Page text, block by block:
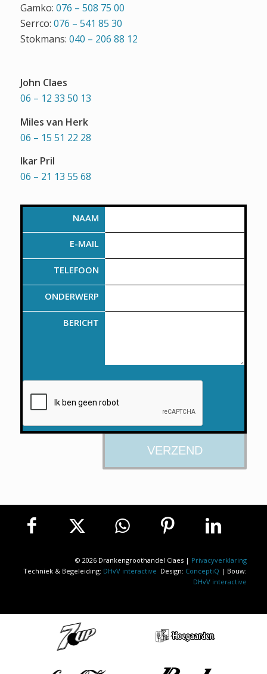
Gamko: 076 – 508 75 00
Serrco: 076 – 541 85 30
Stokmans: 040 – 206 88 12
John Claes
06 – 12 33 50 13
Miles van Herk
06 – 15 51 22 28
Ikar Pril
06 – 21 13 55 68
NAAM
E-MAIL
TELEFOON
ONDERWERP
BERICHT
© 2026 Drankengroothandel Claes | Privacyverklaring
Techniek & Begeleiding: DHvV interactive Design: ConceptiQ | Bouw:
DHvV interactive